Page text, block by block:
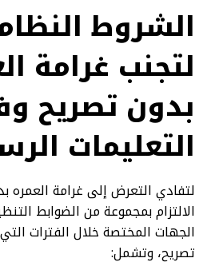
الشروط
لتجنب غرامة
بدون تصريح
التعليمات
لتفادي التعرض إلى غرامة العمره
الالتزام بمجموعة من الضوابط
الجهات المختصة خلال الفترات
تصريح، وتشمل: